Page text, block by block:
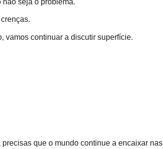
não seja o problema.
vamos continuar a discutir superfície.
que o mundo continue a encaixar nas